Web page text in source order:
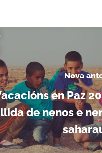
Nova
en Paz
de nenos e